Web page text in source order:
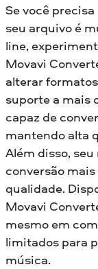
Se você
seu arquivo é
line,
Movavi
alterar
suporte a mais
capaz de
mantendo alta
Além disso,
conversão
qualidade.
Movavi
mesmo em
limitados para
música.